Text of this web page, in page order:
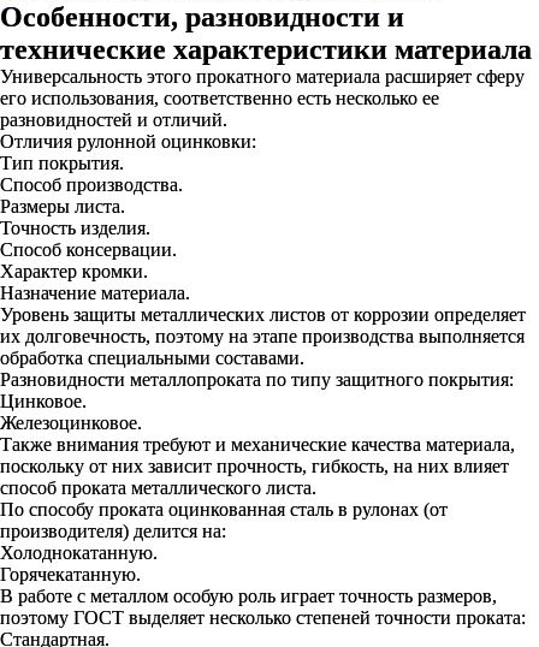
Особенности, разновидности и
технические характеристики материала
Универсальность этого прокатного материала расширяет сферу
его использования, соответственно есть несколько ее
разновидностей и отличий.
Отличия рулонной оцинковки:
Тип покрытия.
Способ производства.
Размеры листа.
Точность изделия.
Способ консервации.
Характер кромки.
Назначение материала.
Уровень защиты металлических листов от коррозии определяет
их долговечность, поэтому на этапе производства выполняется
обработка специальными составами.
Разновидности металлопроката по типу защитного покрытия:
Цинковое.
Железоцинковое.
Также внимания требуют и механические качества материала,
поскольку от них зависит прочность, гибкость, на них влияет
способ проката металлического листа.
По способу проката оцинкованная сталь в рулонах (от
производителя) делится на:
Холоднокатанную.
Горячекатанную.
В работе с металлом особую роль играет точность размеров,
поэтому ГОСТ выделяет несколько степеней точности проката:
Стандартная.